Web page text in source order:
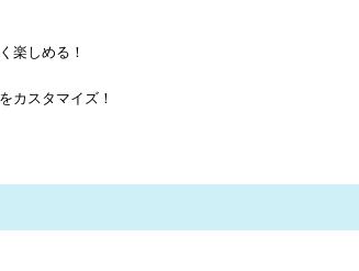
楽しめる！
カスタマイズ！